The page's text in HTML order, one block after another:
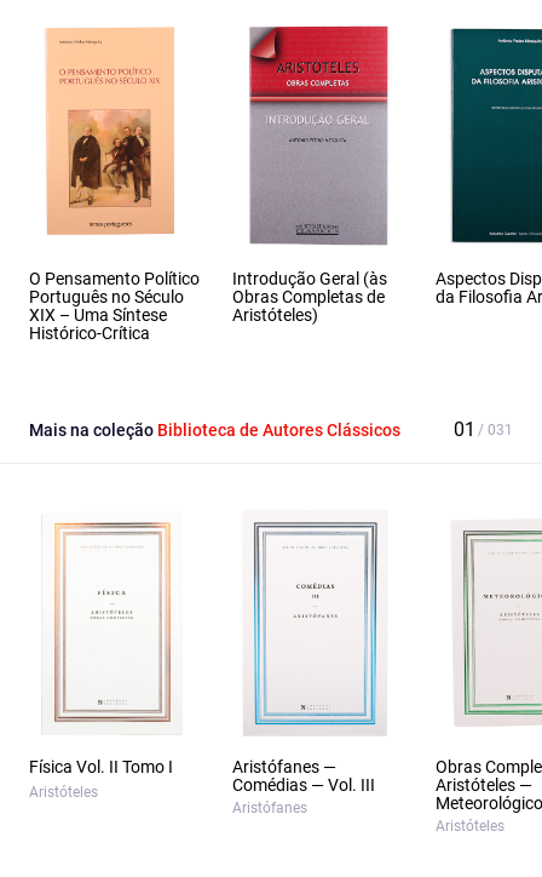
O Pensamento Político
Português no Século
XIX – Uma Síntese
Histórico-Crítica
Introdução Geral (às
Obras Completas de
Aristóteles)
Aspectos
da Filosofia
Mais na coleção Biblioteca de Autores Clássicos
Física Vol. II Tomo I
Aristóteles
Aristófanes —
Comédias — Vol. III
Aristófanes
Obras
Aristóteles —
Aristóteles